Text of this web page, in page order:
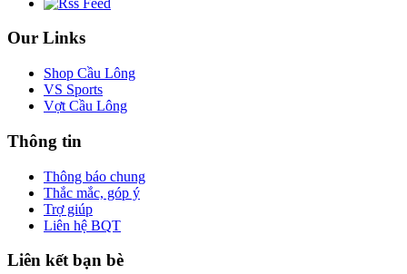
Our Links
Shop Cầu Lông
VS Sports
Vợt Cầu Lông
Thông tin
Thông báo chung
Thắc mắc, góp ý
Trợ giúp
Liên hệ BQT
Liên kết bạn bè